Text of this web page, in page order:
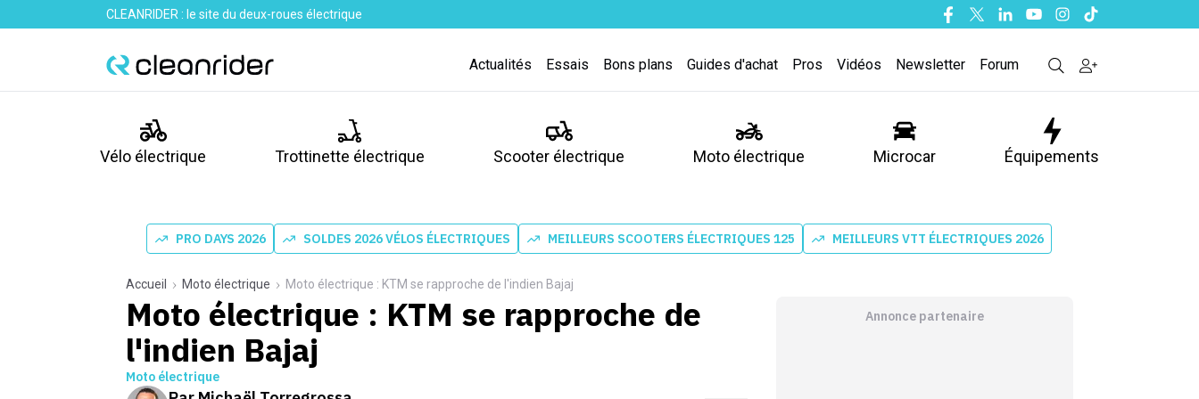
CLEANRIDER : le site du deux-roues électrique Facebook
TwitterLinkedinYoutubeInstagram
Tiktok
Actualités Essais Bons plans Guides d'achat Pros Vidéos Newsletter Forum
Vélo électrique Trottinette électrique Scooter électrique Moto électrique Microcar Équipements
PRO DAYS 2026 SOLDES 2026 VÉLOS ÉLECTRIQUES MEILLEURS SCOOTERS ÉLECTRIQUES 125 MEILLEURS VTT ÉLECTRIQUES 2026
Accueil Moto électrique Moto électrique : KTM se rapproche de l'indien Bajaj
Moto électrique : KTM se rapproche de
l'indien Bajaj
Moto électrique
Annonce partenaire